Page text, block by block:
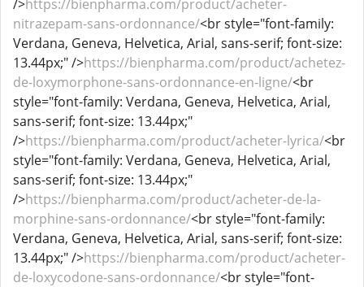
/>https://bienpharma.com/product/acheter-
nitrazepam-sans-ordonnance/<br style="font-family:
Verdana, Geneva, Helvetica, Arial, sans-serif; font-size:
13.44px;" />https://bienpharma.com/product/achetez-
de-loxymorphone-sans-ordonnance-en-ligne/<br
style="font-family: Verdana, Geneva, Helvetica, Arial,
sans-serif; font-size: 13.44px;"
/>https://bienpharma.com/product/acheter-lyrica/<br
style="font-family: Verdana, Geneva, Helvetica, Arial,
sans-serif; font-size: 13.44px;"
/>https://bienpharma.com/product/acheter-de-la-
morphine-sans-ordonnance/<br style="font-family:
Verdana, Geneva, Helvetica, Arial, sans-serif; font-size:
13.44px;" />https://bienpharma.com/product/acheter-
de-loxycodone-sans-ordonnance/<br style="font-